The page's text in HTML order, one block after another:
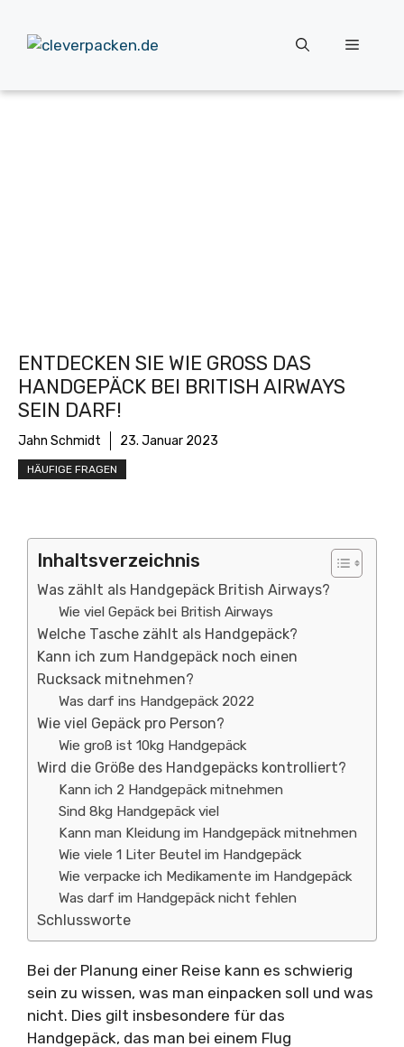
Inhalt
springen
Menü
ENTDECKEN SIE WIE GROSS DAS H
ANDGEPÄCK BEI BRITISH AIRWAYS S
EIN DARF!
Jahn Schmidt 23. Januar 2023
HÄUFIGE FRAGEN
Inhaltsverzeichnis
Was zählt als Handgepäck British Airways?
Wie viel Gepäck bei British Airways
Welche Tasche zählt als Handgepäck?
Kann ich zum Handgepäck noch einen
Rucksack mitnehmen?
Was darf ins Handgepäck 2022
Wie viel Gepäck pro Person?
Wie groß ist 10kg Handgepäck
Wird die Größe des Handgepäcks kontrolliert?
Kann ich 2 Handgepäck mitnehmen
Sind 8kg Handgepäck viel
Kann man Kleidung im Handgepäck mitnehmen
Wie viele 1 Liter Beutel im Handgepäck
Wie verpacke ich Medikamente im Handgepäck
Was darf im Handgepäck nicht fehlen
Schlussworte
Bei der Planung einer Reise kann es schwierig
sein zu wissen, was man einpacken soll und was
nicht. Dies gilt insbesondere für das
Handgepäck, das man bei einem Flug